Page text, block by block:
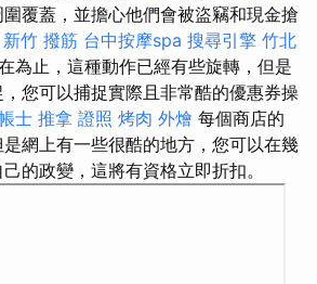
覆蓋，並擔心他們會被盜竊和現金搶
新竹 撥筋 台中按摩spa 搜尋引擎 竹北
為止，這種動作已經有些旋轉，但是
您可以捕捉實際且非常酷的優惠券操
士 推拿 證照 烤肉 外燴 每個商店的
網上有一些很酷的地方，您可以在幾
的政變，這將有資格立即折扣。